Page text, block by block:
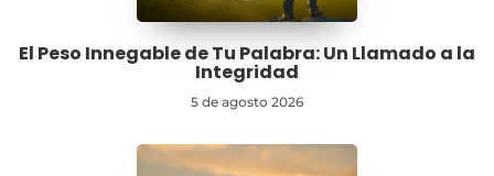
El Peso Innegable de Tu Palabra: Un Llamado a la
Integridad
5 de agosto 2026